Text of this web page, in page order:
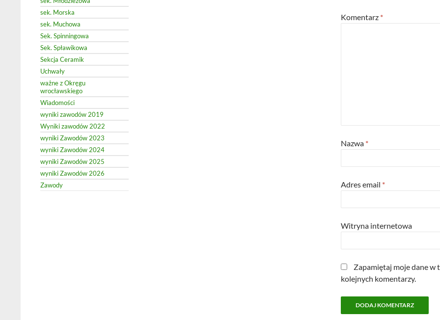
Komentarz *
Nazwa *
Adres email *
Witryna internetowa
Zapamiętaj moje dane w
kolejnych komentarzy.
sek. Morska
sek. Muchowa
Sek. Spinningowa
Sek. Spławikowa
Sekcja Ceramik
Uchwały
ważne z Okręgu
wrocławskiego
Wiadomości
wyniki zawodów 2019
Wyniki zawodów 2022
wyniki Zawodów 2023
wyniki Zawodów 2024
wyniki Zawodów 2025
wyniki Zawodów 2026
Zawody